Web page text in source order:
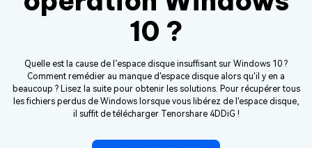
10 ?
Quelle est la cause de l’espace disque insuffisant sur Windows 10 ?
Comment remédier au manque d'espace disque alors qu'il y en a
beaucoup ? Lisez la suite pour obtenir les solutions. Pour récupérer tous
les fichiers perdus de Windows lorsque vous libérez de l'espace disque,
il suffit de télécharger Tenorshare 4DDiG !